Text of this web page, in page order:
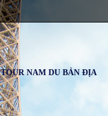
TOUR NAM DU BẢN ĐỊA